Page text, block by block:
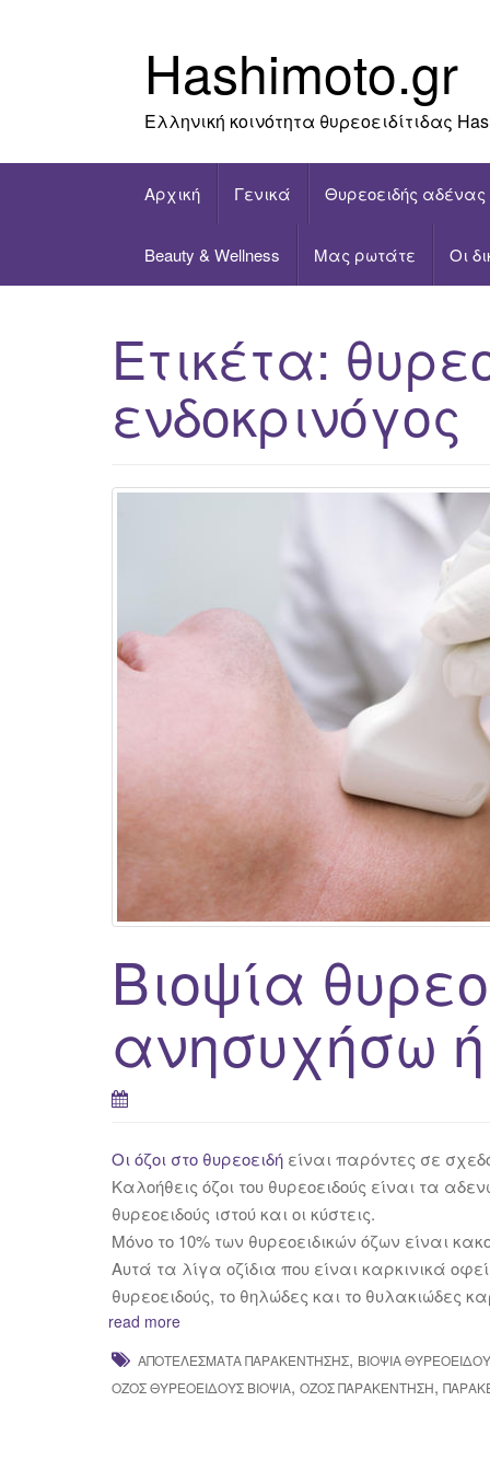
Hashimoto.gr
Ελληνική κοινότητα θυρεοειδίτιδας
Αρχική Γενικά Θυρεοειδής αδένας
Beauty & Wellness Μας ρωτάτε Οι
Ετικέτα:
ενδοκρινόγος
Βιοψία
ανησυχήσω ή
Οι όζοι στο θυρεοειδή είναι παρόντες σε
Καλοήθεις όζοι του θυρεοειδούς είναι τα
θυρεοειδούς ιστού και οι κύστεις.
Μόνο το 10% των θυρεοειδικών όζων είναι
Αυτά τα λίγα οζίδια που είναι καρκινικά
θυρεοειδούς, το θηλώδες και το θυλακιώδες
read more
ΑΠΟΤΕΛΈΣΜΑΤΑ ΠΑΡΑΚΈΝΤΗΣΗΣ, ΒΙΟΨΊΑ
ΟΖΟΣ ΘΥΡΕΟΕΙΔΟΎΣ ΒΙΟΨΊΑ, ΌΖΟΣ ΠΑΡΑΚΈΝΤΗΣΗ,